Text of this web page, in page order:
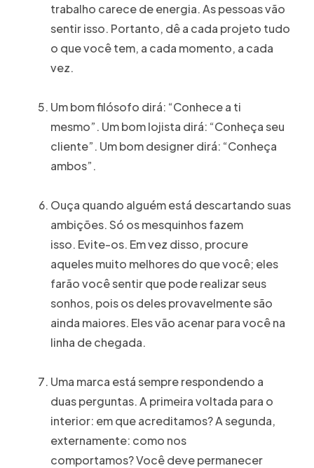
trabalho carece de energia. As pessoas vão
sentir isso. Portanto, dê a cada projeto tudo
o que você tem, a cada momento, a cada
vez.
Um bom filósofo dirá: “Conhece a ti
mesmo”. Um bom lojista dirá: “Conheça seu
cliente”. Um bom designer dirá: “Conheça
ambos”.
Ouça quando alguém está descartando suas
ambições. Só os mesquinhos fazem
isso. Evite-os. Em vez disso, procure
aqueles muito melhores do que você; eles
farão você sentir que pode realizar seus
sonhos, pois os deles provavelmente são
ainda maiores. Eles vão acenar para você na
linha de chegada.
Uma marca está sempre respondendo a
duas perguntas. A primeira voltada para o
interior: em que acreditamos? A segunda,
externamente: como nos
comportamos? Você deve permanecer